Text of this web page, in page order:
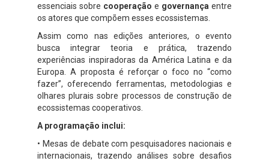
essenciais sobre cooperação e governança entre
os atores que compõem esses ecossistemas.
Assim como nas edições anteriores, o evento
busca integrar teoria e prática, trazendo
experiências inspiradoras da América Latina e da
Europa. A proposta é reforçar o foco no “como
fazer”, oferecendo ferramentas, metodologias e
olhares plurais sobre processos de construção de
ecossistemas cooperativos.
A programação inclui:
• Mesas de debate com pesquisadores nacionais e
internacionais, trazendo análises sobre desafios